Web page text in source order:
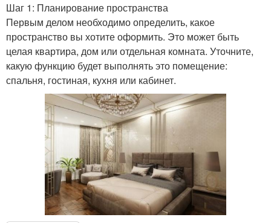
Шаг 1: Планирование пространства
Первым делом необходимо определить, какое
пространство вы хотите оформить. Это может быть
целая квартира, дом или отдельная комната. Уточните,
какую функцию будет выполнять это помещение:
спальня, гостиная, кухня или кабинет.